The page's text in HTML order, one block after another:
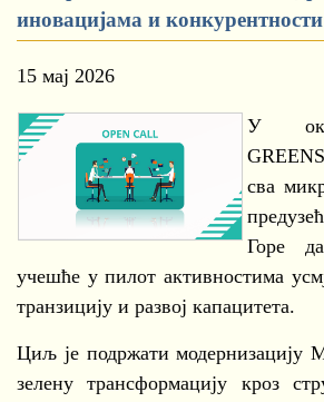
иновацијама и конкурентности
15 мај 2026
У
сва
Горе
учешће у пилот активностима
транзицију и развој капацитета.
Циљ је подржати
зелену трансформацију кроз